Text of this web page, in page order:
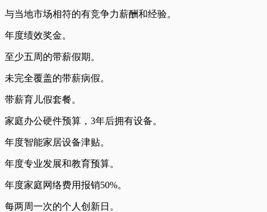
与当地市场相符的有竞争力薪酬和经验。
年度绩效奖金。
至少五周的带薪假期。
未完全覆盖的带薪病假。
带薪育儿假套餐。
家庭办公硬件预算，3年后拥有设备。
年度智能家居设备津贴。
年度专业发展和教育预算。
年度家庭网络费用报销50%。
每两周一次的个人创新日。